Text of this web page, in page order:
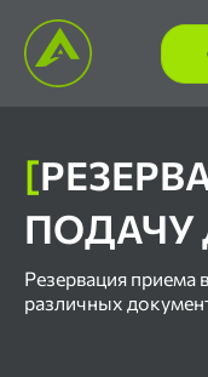
[
ПОДАЧУ
Резервация приема
различных